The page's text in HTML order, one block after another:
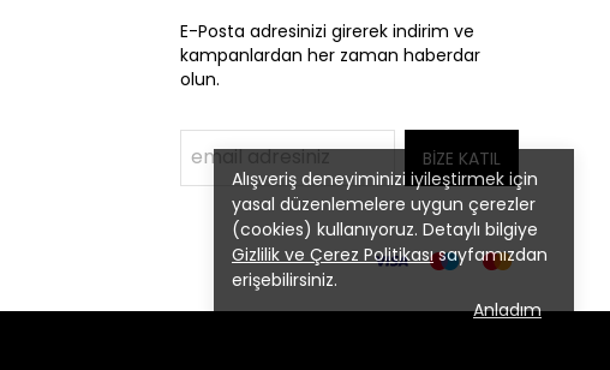
Alışveriş deneyiminizi iyileştirmek için
yasal düzenlemelere uygun çerezler
(cookies) kullanıyoruz. Detaylı bilgiye
Gizlilik ve Çerez Politikasısayfamızdan
erişebilirsiniz.
Anladım
E-Posta adresinizi girerek indirim ve
kampanlardan her zaman haberdar
olun.
BİZE KATIL